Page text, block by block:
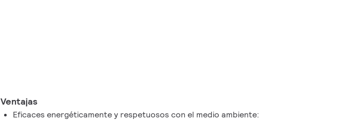
Ventajas
Eficaces energéticamente y respetuosos con el medio ambiente: